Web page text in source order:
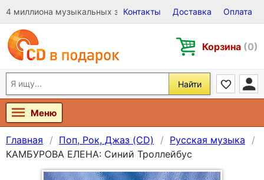
4 миллиона музыкальных записей на Виниле, CD и DVD
Контакты Доставка Оплата
Корзина (0)
Найти
Меню
Главная Поп, Рок, Джаз (CD)
Русская музыка
КАМБУРОВА ЕЛЕНА: Синий Троллейбус